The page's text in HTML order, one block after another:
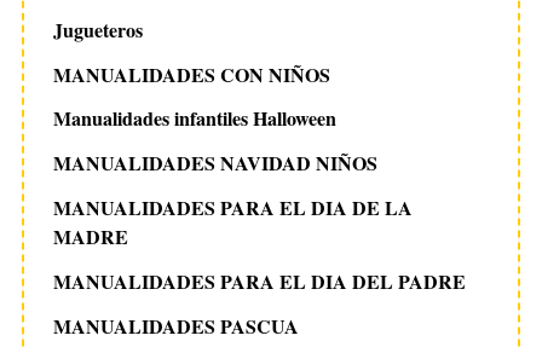
Jugueteros
MANUALIDADES CON NIÑOS
Manualidades infantiles Halloween
MANUALIDADES NAVIDAD NIÑOS
MANUALIDADES PARA EL DIA DE LA
MADRE
MANUALIDADES PARA EL DIA DEL PADRE
MANUALIDADES PASCUA